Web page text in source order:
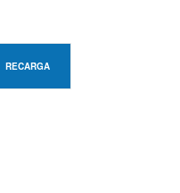
RECARGA